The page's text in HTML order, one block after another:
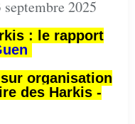
2025
: le rapport
organisation
des Harkis -